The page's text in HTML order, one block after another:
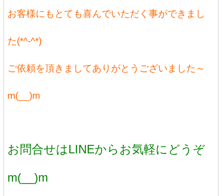
お客様にもとても喜んでいただく事ができまし
た(*^-^*)
ご依頼を頂きましてありがとうございました～
m(__)m
お問合せはLINEからお気軽にどうぞ
m(__)m